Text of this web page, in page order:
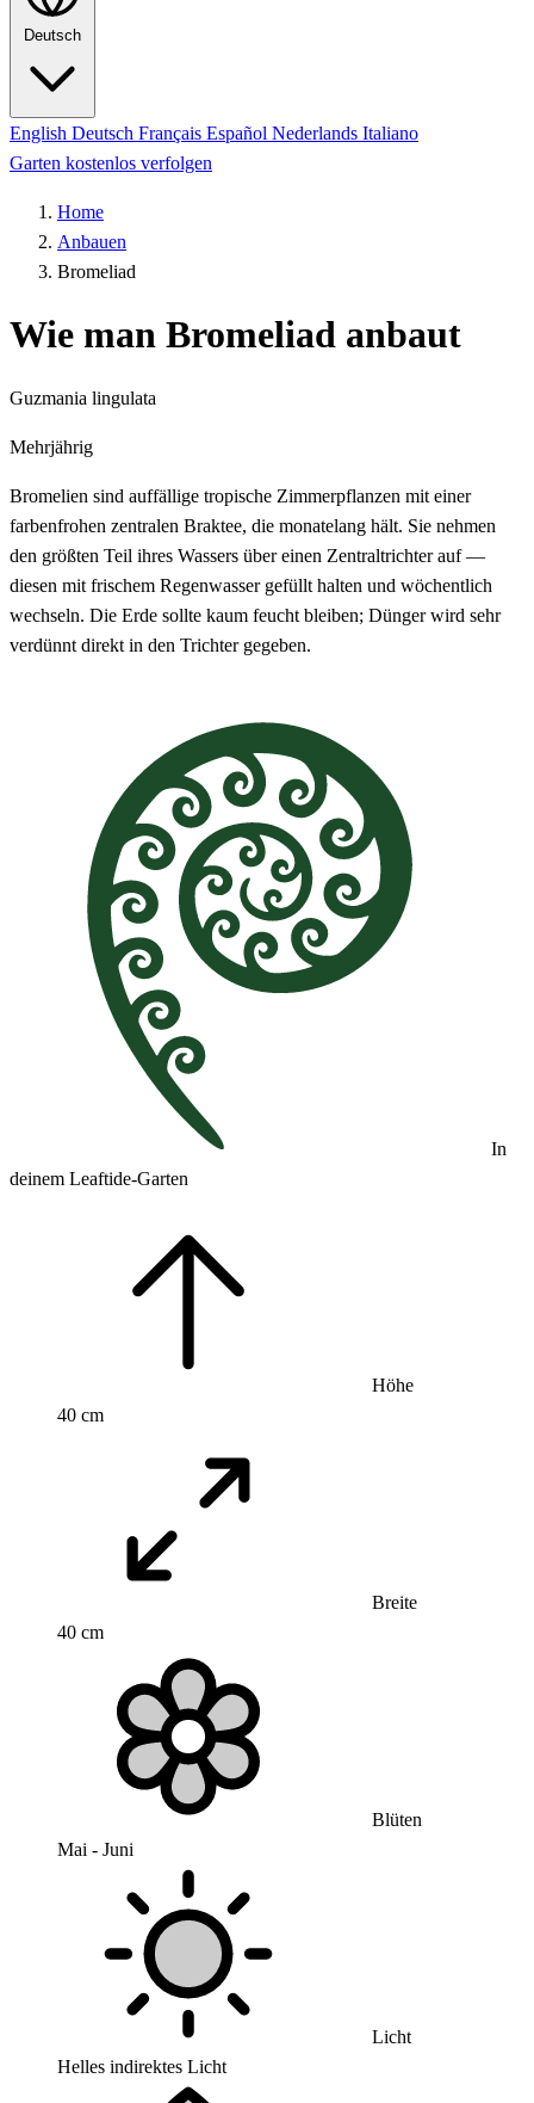
Deutsch
English Deutsch Français Español Nederlands Italiano
Garten kostenlos verfolgen
Home
Anbauen
Bromeliad
Wie man Bromeliad anbaut
Guzmania lingulata
Mehrjährig
Bromelien sind auffällige tropische Zimmerpflanzen mit einer
farbenfrohen zentralen Braktee, die monatelang hält. Sie nehmen
den größten Teil ihres Wassers über einen Zentraltrichter auf —
diesen mit frischem Regenwasser gefüllt halten und wöchentlich
wechseln. Die Erde sollte kaum feucht bleiben; Dünger wird sehr
verdünnt direkt in den Trichter gegeben.
In
deinem Leaftide-Garten
Höhe
40 cm
Breite
40 cm
Blüten
Mai - Juni
Licht
Helles indirektes Licht